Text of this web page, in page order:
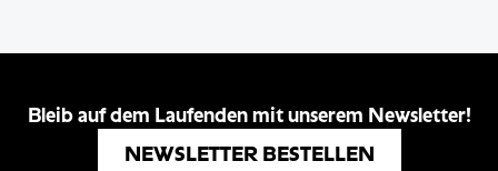
Bleib auf dem Laufenden mit unserem Newsletter!
NEWSLETTER BESTELLEN